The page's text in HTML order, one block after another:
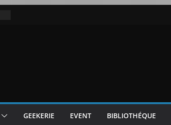
GEEKERIE EVENT BIBLIOTHÉQUE